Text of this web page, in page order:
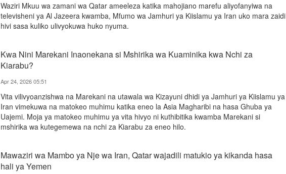
Waziri Mkuu wa zamani wa Qatar ameeleza katika mahojiano marefu aliyofanyiwa na
televisheni ya Al Jazeera kwamba, Mfumo wa Jamhuri ya Kiislamu ya Iran uko mara zaidi
hivi sasa kuliko ulivyokuwa huko nyuma.
Kwa Nini Marekani Inaonekana si Mshirika wa Kuaminika kwa Nchi za
Kiarabu?
Apr 24, 2026 05:51
Vita vilivyoanzishwa na Marekani na utawala wa Kizayuni dhidi ya Jamhuri ya Kiislamu ya
Iran vimekuwa na matokeo muhimu katika eneo la Asia Magharibi na hasa Ghuba ya
Uajemi. Moja ya matokeo muhimu ya vita hivyo ni kuthibitika kwamba Marekani si
mshirika wa kutegemewa na nchi za Kiarabu za eneo hilo.
Mawaziri wa Mambo ya Nje wa Iran, Qatar wajadili matukio ya kikanda hasa
hali ya Yemen